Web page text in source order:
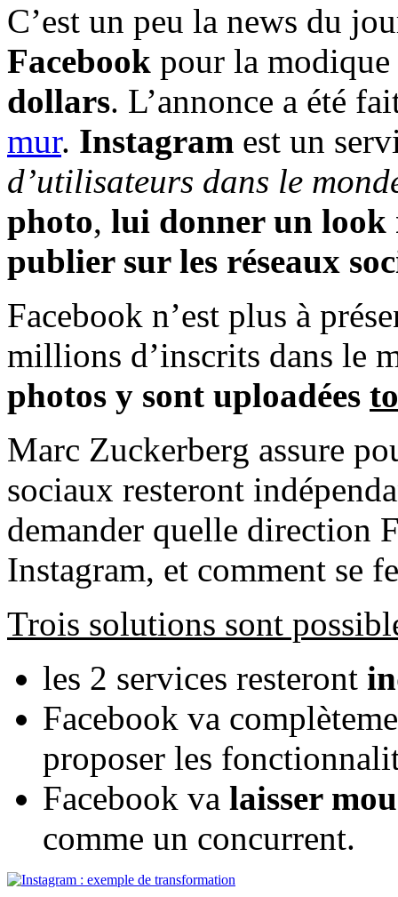
C’est un peu la news du
Facebook pour la modique
dollars. L’annonce a été
mur. Instagram est un
d’utilisateurs dans le
photo, lui donner un look
publier sur les réseaux
Facebook n’est plus à
millions d’inscrits dans le
photos y sont uploadées
Marc Zuckerberg assure
sociaux resteront
demander quelle direction
Instagram, et comment se
Trois solutions sont
les 2 services resteront
Facebook va
proposer les
Facebook va laisser
comme un concurrent.